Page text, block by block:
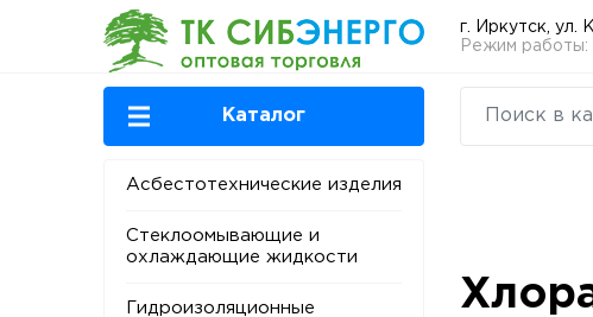
г. Иркутск, ул.
Режим работы:
Каталог
Асбестотехнические изделия
Стеклоомывающие и
охлаждающие жидкости
Гидроизоляционные